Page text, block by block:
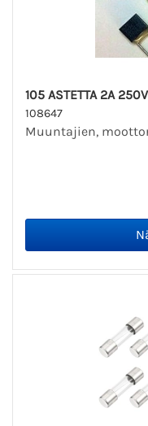
105 ASTETTA 2A
108647
Muuntajien,